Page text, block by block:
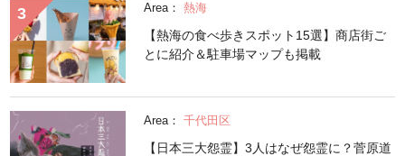
Area： 熱海
【熱海の食べ歩きスポット15選】商店街ご
とに紹介＆駐車場マップも掲載
Area： 千代田区
【日本三大怨霊】3人はなぜ怨霊に？菅原道